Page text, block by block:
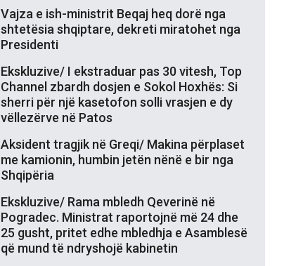
Vajza e ish-ministrit Beqaj heq dorë nga
shtetësia shqiptare, dekreti miratohet nga
Presidenti
Ekskluzive/ I ekstraduar pas 30 vitesh, Top
Channel zbardh dosjen e Sokol Hoxhës: Si
sherri për një kasetofon solli vrasjen e dy
vëllezërve në Patos
Aksident tragjik në Greqi/ Makina përplaset
me kamionin, humbin jetën nënë e bir nga
Shqipëria
Ekskluzive/ Rama mbledh Qeverinë në
Pogradec. Ministrat raportojnë më 24 dhe
25 gusht, pritet edhe mbledhja e Asamblesë
që mund të ndryshojë kabinetin